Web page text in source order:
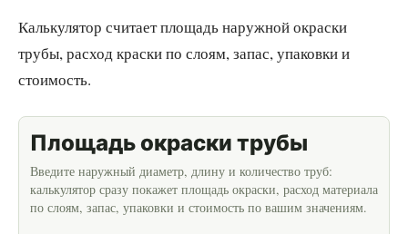
Калькулятор считает площадь наружной окраски
трубы, расход краски по слоям, запас, упаковки и
стоимость.
Площадь окраски трубы
Введите наружный диаметр, длину и количество труб:
калькулятор сразу покажет площадь окраски, расход материала
по слоям, запас, упаковки и стоимость по вашим значениям.